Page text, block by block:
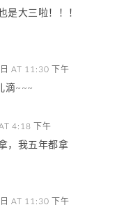
是大三啦！！！
AT 11:30 下午
滴~~~
4:18 下午
，我五年都拿
AT 11:30 下午